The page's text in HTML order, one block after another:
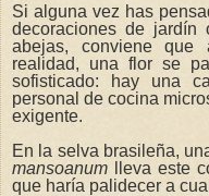
Si alguna vez has
decoraciones de jardín
abejas, conviene que
realidad, una flor se
sofisticado: hay una
personal de cocina
exigente.
En la selva brasileña,
mansoanum lleva este
que haría palidecer a